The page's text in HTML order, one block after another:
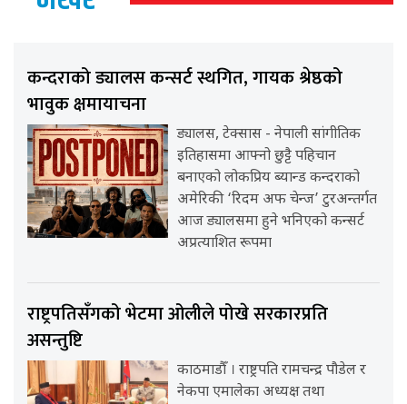
कन्दराको ड्यालस कन्सर्ट स्थगित, गायक श्रेष्ठको
भावुक क्षमायाचना
ड्यालस, टेक्सास - नेपाली सांगीतिक
इतिहासमा आफ्नो छुट्टै पहिचान
बनाएको लोकप्रिय ब्यान्ड कन्दराको
अमेरिकी ‘रिदम अफ चेन्ज’ टुरअन्तर्गत
आज ड्यालसमा हुने भनिएको कन्सर्ट
अप्रत्याशित रूपमा
राष्ट्रपतिसँगको भेटमा ओलीले पोखे सरकारप्रति
असन्तुष्टि
काठमाडौँ । राष्ट्रपति रामचन्द्र पौडेल र
नेकपा एमालेका अध्यक्ष तथा